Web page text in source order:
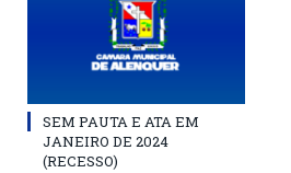
SEM PAUTA E ATA EM
JANEIRO DE 2024
(RECESSO)